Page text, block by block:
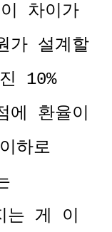
차이가
가 설계할
10%
환율이
하로
는 게 이